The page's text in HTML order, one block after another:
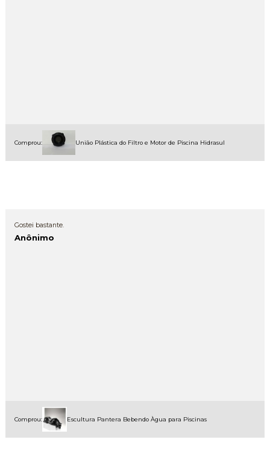
Comprou: União Plástica do Filtro e Motor de Piscina Hidrasul
Gostei bastante.
Anônimo
Comprou: Escultura Pantera Bebendo Àgua para Piscinas